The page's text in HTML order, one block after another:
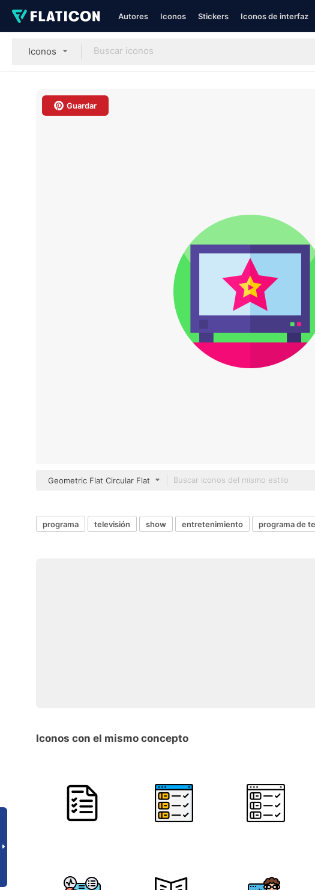
Autores Iconos Stickers Iconos de interfaz
Iconos
Guardar
Geometric Flat Circular Flat
programa televisión show entretenimiento programa de
Iconos con el mismo concepto